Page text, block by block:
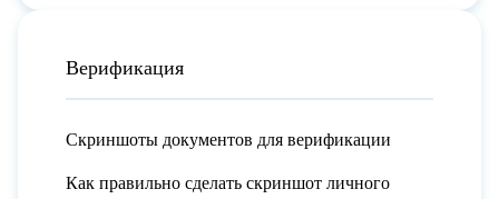
Верификация
Скриншоты документов для верификации
Как правильно сделать скриншот личного